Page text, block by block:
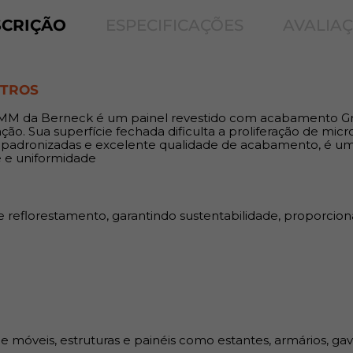
acabamentos e fechamentos.
Benefícios:
elimina imperfeições
MM da Berneck é um painel revestido com acabamento
Sua superfície fechada dificulta a proliferação de
e excelente qualidade de acabamento, é
e uniformidade
reflorestamento, garantindo sustentabilidade,
móveis, estruturas e painéis como estantes, armários,